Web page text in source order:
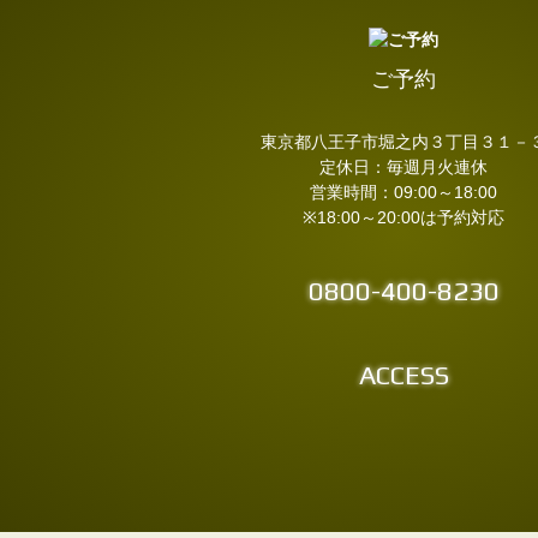
ご予約
東京都八王子市堀之内３丁目３１－
定休日：毎週月火連休
営業時間：09:00～18:00
※18:00～20:00は予約対応
0800-400-8230
ACCESS